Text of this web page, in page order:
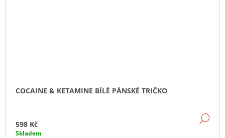
COCAINE & KETAMINE BÍLÉ PÁNSKÉ TRIČKO
598 Kč
Skladem